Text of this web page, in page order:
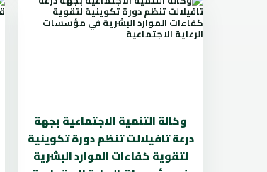
وكالة التنمية الاجتماعية بجهة
درعة تافيلالت تنظم دورة تكوينية
لتقوية كفاءات الموارد البشرية